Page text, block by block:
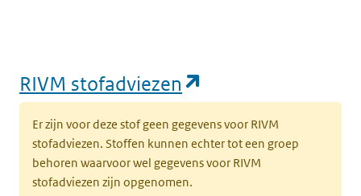
RIVM stofadviezen
Er zijn voor deze stof geen gegevens voor RIVM
stofadviezen. Stoffen kunnen echter tot een groep
behoren waarvoor wel gegevens voor RIVM
stofadviezen zijn opgenomen.